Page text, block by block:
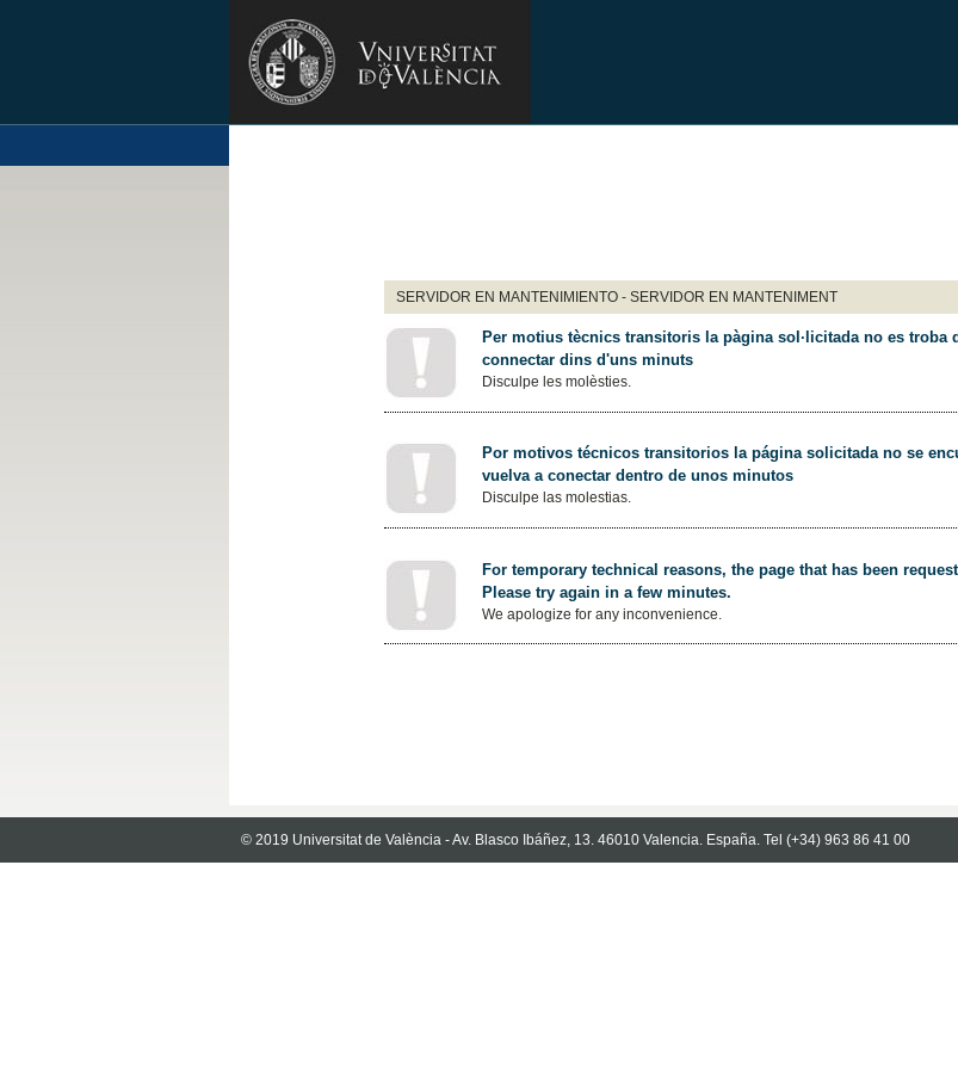
SERVIDOR EN MANTENIMIENTO - SERVIDOR EN MANTENIMENT
Per motius tècnics transitoris la pàgina sol·licitada no es troba
connectar dins d'uns minuts
Disculpe les molèsties.
Por motivos técnicos transitorios la página solicitada no se
vuelva a conectar dentro de unos minutos
Disculpe las molestias.
For temporary technical reasons, the page that has been
Please try again in a few minutes.
We apologize for any inconvenience.
© 2019 Universitat de València - Av. Blasco Ibáñez, 13. 46010 Valencia. España. Tel (+34) 963 86 41 00